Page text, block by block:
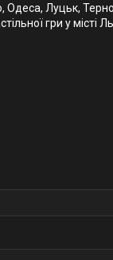
Одеса, Луцьк,
гри у місті